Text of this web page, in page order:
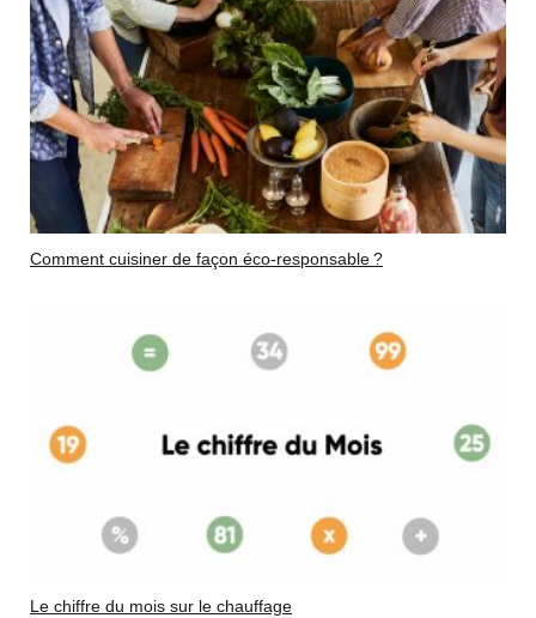
Comment cuisiner de façon éco-responsable ?
Le chiffre du mois sur le chauffage